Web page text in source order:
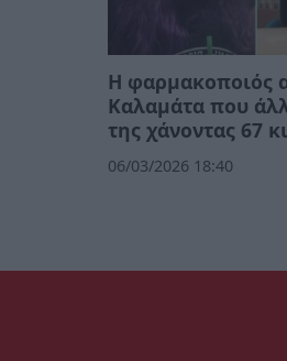
Η φαρμακοποιός
Καλαμάτα που
της χάνοντας 67
06/03/2026 18:40